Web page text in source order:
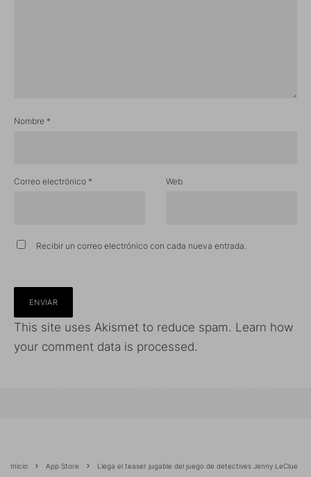
Nombre *
Correo electrónico * Web
Recibir un correo electrónico con cada nueva entrada.
This site uses Akismet to reduce spam. Learn how
your comment data is processed.
Inicio App Store Llega el teaser jugable del juego de detectives Jenny LeClue